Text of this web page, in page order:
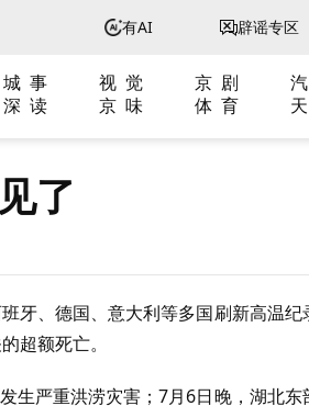
有AI 辟谣专区
城 事 视 觉 京 剧
深 读 京 味 体 育
了
牙、德国、意大利等多国刷新高温纪
超额死亡。
生严重洪涝灾害；7月6日晚，湖北东